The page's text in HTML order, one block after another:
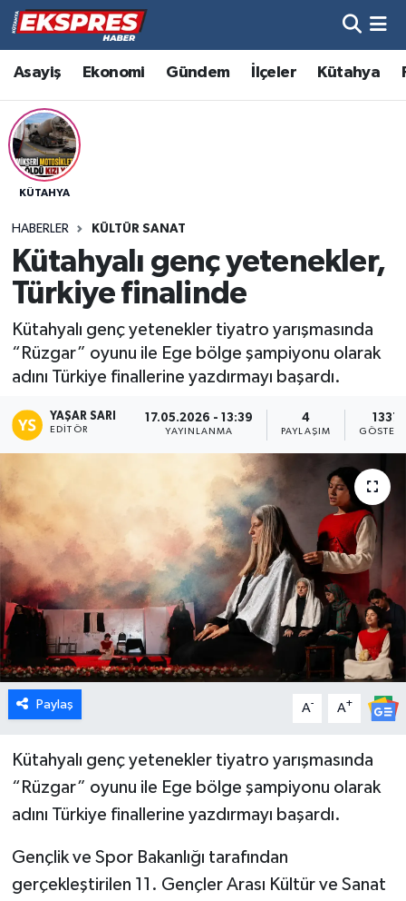
Asayiş Ekonomi Gündem İlçeler Kütahya
KÜTAHYA
HABERLER KÜLTÜR SANAT
Kütahyalı genç yetenekler,
Türkiye finalinde
Kütahyalı genç yetenekler tiyatro yarışmasında
“Rüzgar” oyunu ile Ege bölge şampiyonu olarak
adını Türkiye finallerine yazdırmayı başardı.
YAŞAR SARI
EDITÖR
17.05.2026 - 13:39
YAYINLANMA
4
PAYLAŞIM
1337
Paylaş A- A+
Kütahyalı genç yetenekler tiyatro yarışmasında
“Rüzgar” oyunu ile Ege bölge şampiyonu olarak
adını Türkiye finallerine yazdırmayı başardı.
Gençlik ve Spor Bakanlığı tarafından
gerçekleştirilen 11. Gençler Arası Kültür ve Sanat
Altıntaş
Asayiş
Aslanapa
Bölge
Çavdarhisar
Domaniç
Ekonomi
Emet
Foto Galeri
Gediz
Genel
Gündem
Hisarcık
İlçeler
Hava Durumu
Trafik Durumu
Süper Lig Puan Durumu ve Fikstür
Son Dakika Haberleri
Haber Arşivi